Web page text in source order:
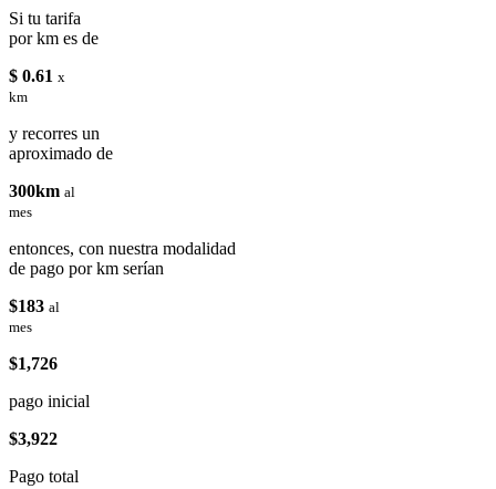
Si tu tarifa
por km es de
$ 0.61 x
km
y recorres un
aproximado de
300km al
mes
entonces, con nuestra modalidad
de pago por km serían
$183 al
mes
$1,726
pago inicial
$3,922
Pago total